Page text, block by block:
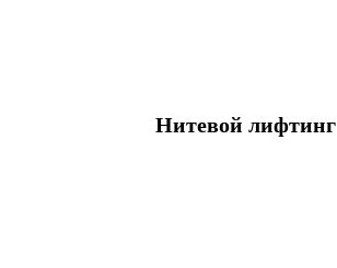
Нитевой лифтинг